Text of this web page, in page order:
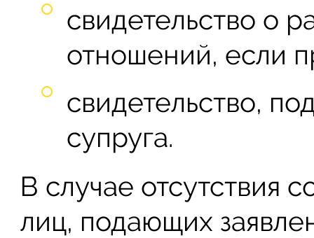
свидетельство о
отношений, если
свидетельство,
супруга.
В случае отсутствия
лиц, подающих